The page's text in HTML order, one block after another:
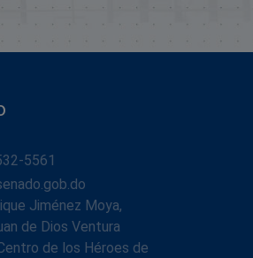
5561
Jiménez Moya,
de Dios Ventura
de los Héroes de